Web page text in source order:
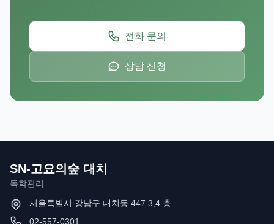
전화 문의
상담 신청
SN-고요의숲 대치
독학관리
서울특별시 강남구 대치동 447 3,4 층
02-557-0301